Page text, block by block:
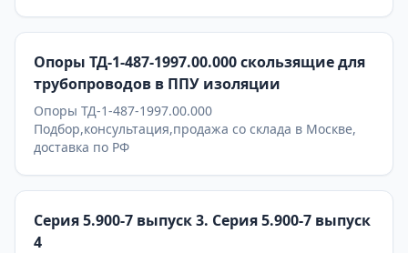
Опоры ТД-1-487-1997.00.000 скользящие для
трубопроводов в ППУ изоляции
Опоры ТД-1-487-1997.00.000
Подбор,консультация,продажа со склада в Москве,
доставка по РФ
Серия 5.900-7 выпуск 3. Серия 5.900-7 выпуск
4